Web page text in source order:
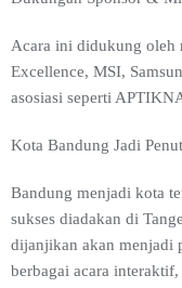
Acara ini didukung oleh
Excellence, MSI,
asosiasi seperti
Kota Bandung Jadi
Bandung menjadi kota
sukses diadakan di
dijanjikan akan menjadi
berbagai acara